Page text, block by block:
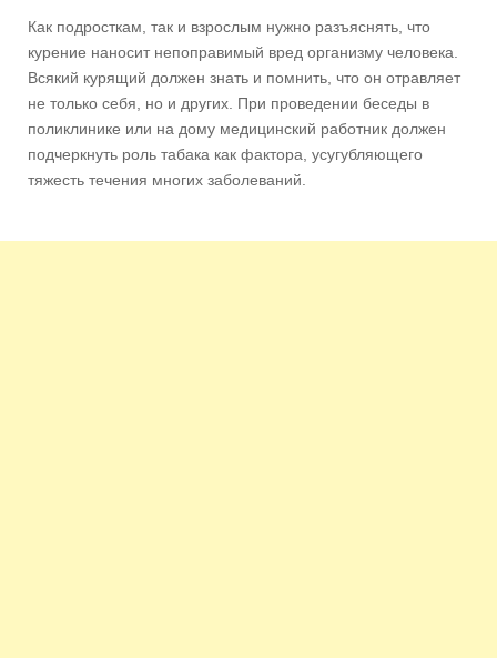
Как подросткам, так и взрослым нужно разъяснять, что
курение наносит непоправимый вред организму человека.
Всякий курящий должен знать и помнить, что он отравляет
не только себя, но и других. При проведении беседы в
поликлинике или на дому медицинский работник должен
подчеркнуть роль табака как фактора, усугубляющего
тяжесть течения многих заболеваний.